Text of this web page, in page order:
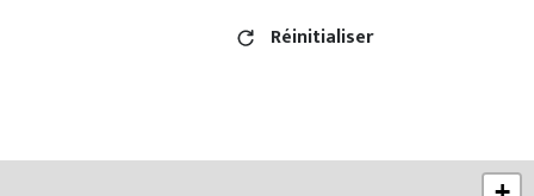
Réinitialiser